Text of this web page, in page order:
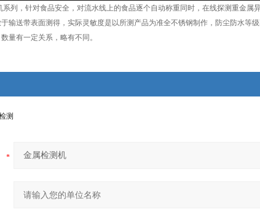
列，针对食品安全，对流水线上的食品逐个自动称重同时，在线探测重金属异
输送带表面测得，实际灵敏度是以所测产品为准全不锈钢制作，防尘防水等
量有一定关系，略有不同。
测